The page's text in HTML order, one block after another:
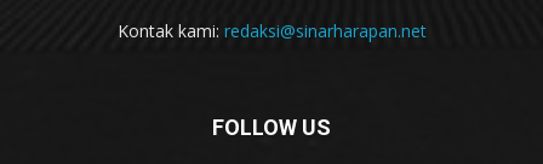
Kontak kami: redaksi@sinarharapan.net
FOLLOW US